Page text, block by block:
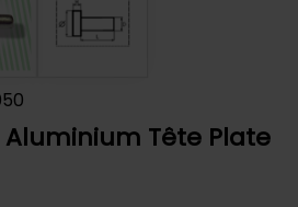
Tête Plate